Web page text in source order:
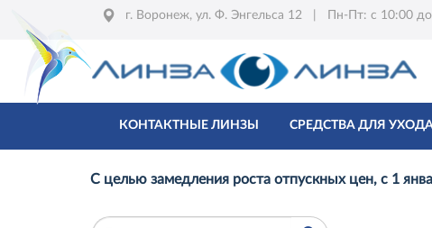
г. Воронеж, ул. Ф. Энгельса 12 | Пн-Пт: с 10:00
КОНТАКТНЫЕ ЛИНЗЫ СРЕДСТВА ДЛЯ
С целью замедления роста отпускных цен, с 1